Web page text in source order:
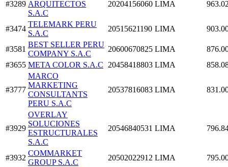
#3289 ARQUITECTOS
S.A.C
20204156060 LIMA
#3474
TELEMARK PERU
S.A.C
20515621190 LIMA
#3581
BEST SELLER PERU
COMPANY S.A.C
20600670825 LIMA
#3655 META COLOR S.A.C 20458418803 LIMA
#3777
MARCO
MARKETING
CONSULTANTS
PERU S.A.C
20537816083 LIMA
#3929
OVERLAY
SOLUCIONES
ESTRUCTURALES
S.A.C
20546840531 LIMA
#3932
COMMARKET
GROUP S.A.C
20502022912 LIMA